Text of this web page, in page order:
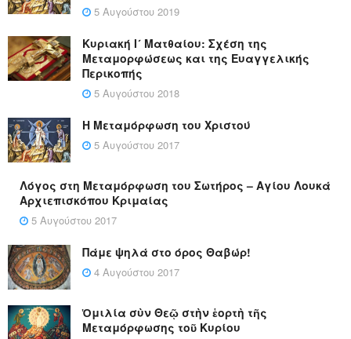
5 Αυγούστου 2019
Κυριακή Ι´ Ματθαίου: Σχέση της
Μεταμορφώσεως και της Ευαγγελικής
Περικοπής
5 Αυγούστου 2018
Η Μεταμόρφωση του Χριστού
5 Αυγούστου 2017
Λόγος στη Μεταμόρφωση του Σωτήρος – Αγίου Λουκά
Αρχιεπισκόπου Κριμαίας
5 Αυγούστου 2017
Πάμε ψηλά στο όρος Θαβώρ!
4 Αυγούστου 2017
Ὁμιλία σὺν Θεῷ στὴν ἑορτὴ τῆς
Μεταμόρφωσης τοῦ Κυρίου